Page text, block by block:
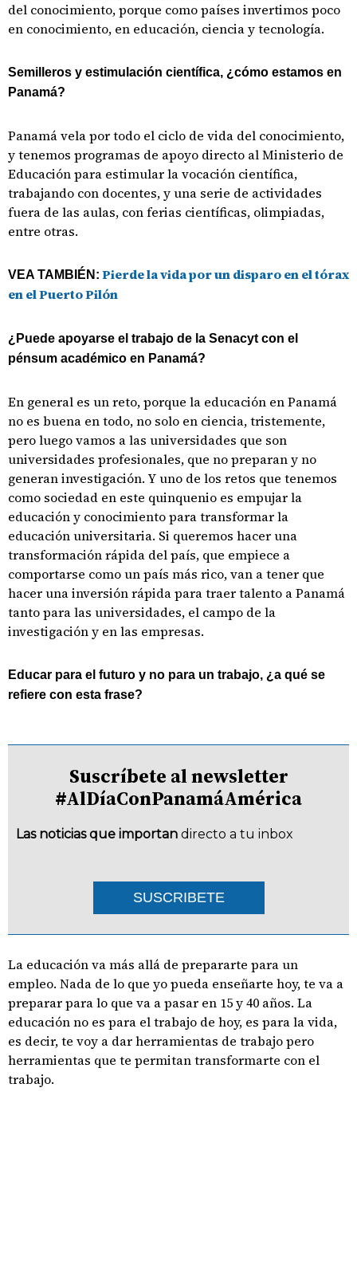
del conocimiento, porque como países invertimos poco
en conocimiento, en educación, ciencia y tecnología.
Semilleros y estimulación científica, ¿cómo estamos en
Panamá?
Panamá vela por todo el ciclo de vida del conocimiento,
y tenemos programas de apoyo directo al Ministerio de
Educación para estimular la vocación científica,
trabajando con docentes, y una serie de actividades
fuera de las aulas, con ferias científicas, olimpiadas,
entre otras.
VEA TAMBIÉN: Pierde la vida por un disparo en el tórax
en el Puerto Pilón
¿Puede apoyarse el trabajo de la Senacyt con el
pénsum académico en Panamá?
En general es un reto, porque la educación en Panamá
no es buena en todo, no solo en ciencia, tristemente,
pero luego vamos a las universidades que son
universidades profesionales, que no preparan y no
generan investigación. Y uno de los retos que tenemos
como sociedad en este quinquenio es empujar la
educación y conocimiento para transformar la
educación universitaria. Si queremos hacer una
transformación rápida del país, que empiece a
comportarse como un país más rico, van a tener que
hacer una inversión rápida para traer talento a Panamá
tanto para las universidades, el campo de la
investigación y en las empresas.
Educar para el futuro y no para un trabajo, ¿a qué se
refiere con esta frase?
Suscríbete al newsletter
#AlDíaConPanamáAmérica
Las noticias que importan directo a tu inbox
SUSCRIBETE
La educación va más allá de prepararte para un
empleo. Nada de lo que yo pueda enseñarte hoy, te va a
preparar para lo que va a pasar en 15 y 40 años. La
educación no es para el trabajo de hoy, es para la vida,
es decir, te voy a dar herramientas de trabajo pero
herramientas que te permitan transformarte con el
trabajo.